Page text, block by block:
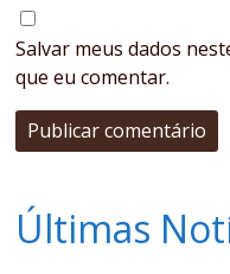
Salvar meus dados
que eu comentar.
Últimas